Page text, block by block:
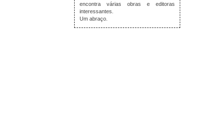
encontra várias obras e editoras
interessantes.
Um abraço.